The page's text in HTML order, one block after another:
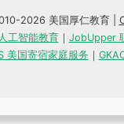
2026 美国厚仁教育 |
工智能教育｜ JobUpper
美国寄宿家庭服务 ｜